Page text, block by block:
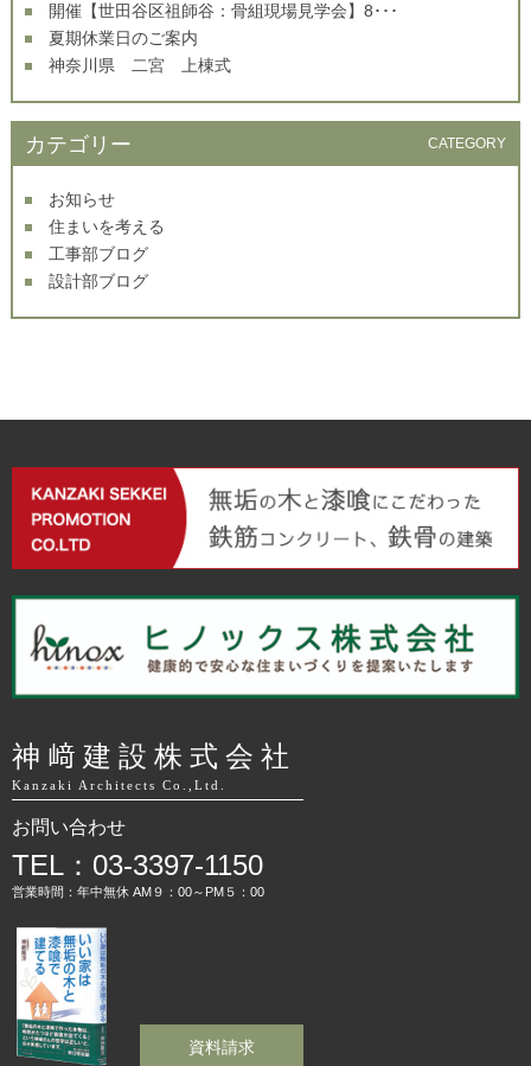
開催【世田谷区祖師谷：骨組現場見学会】8･･･
夏期休業日のご案内
神奈川県 二宮 上棟式
カテゴリー CATEGORY
お知らせ
住まいを考える
工事部ブログ
設計部ブログ
神﨑建設株式会社
Kanzaki Architects Co.,Ltd.
お問い合わせ
TEL：03-3397-1150
営業時間：年中無休 AM９：00～PM５：00
資料請求